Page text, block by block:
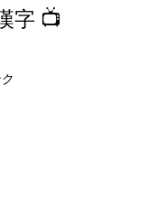
字 📺